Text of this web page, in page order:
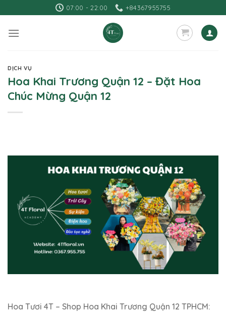
to
content
07:00 - 22:00 +84367955755
DỊCH VỤ
Hoa Khai Trương Quận 12 – Đặt Hoa
Chúc Mừng Quận 12
Hoa Tươi 4T – Shop Hoa Khai Trương Quận 12 TPHCM: